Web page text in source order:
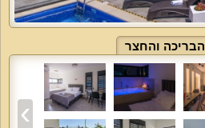
הבריכה והחצר